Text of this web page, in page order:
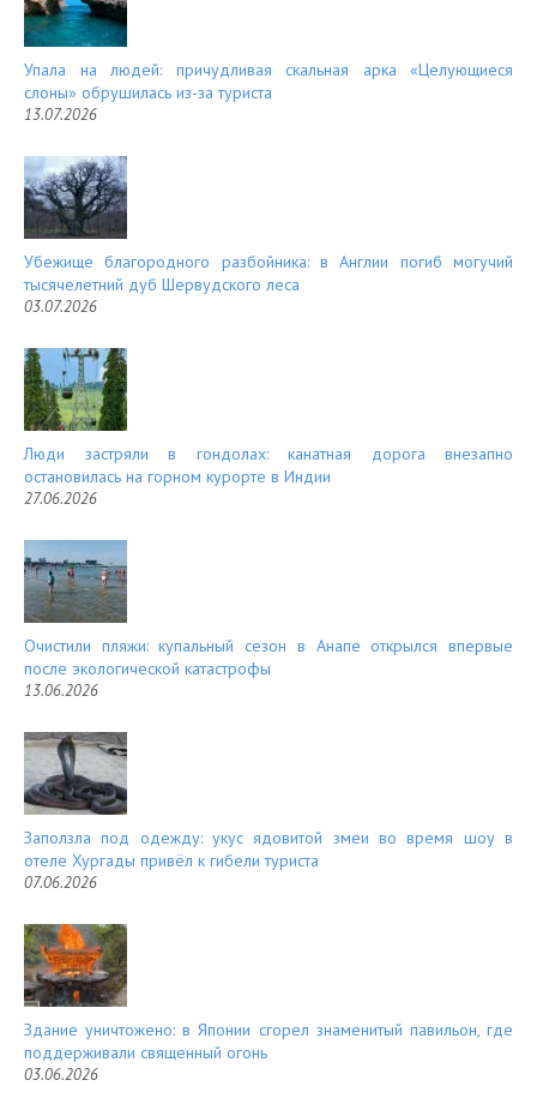
Упала на людей: причудливая скальная арка «Целующиеся
слоны» обрушилась из-за туриста
13.07.2026
Убежище благородного разбойника: в Англии погиб могучий
тысячелетний дуб Шервудского леса
03.07.2026
Люди застряли в гондолах: канатная дорога внезапно
остановилась на горном курорте в Индии
27.06.2026
Очистили пляжи: купальный сезон в Анапе открылся впервые
после экологической катастрофы
13.06.2026
Заползла под одежду: укус ядовитой змеи во время шоу в
отеле Хургады привёл к гибели туриста
07.06.2026
Здание уничтожено: в Японии сгорел знаменитый павильон, где
поддерживали священный огонь
03.06.2026